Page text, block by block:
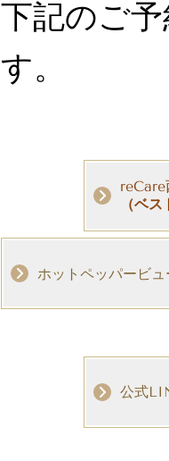
下記のご
す。
reCare
（ベ
ホットペッパービュ
公式